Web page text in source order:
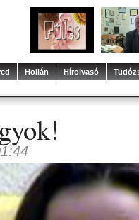
Hollán Hírolvasó